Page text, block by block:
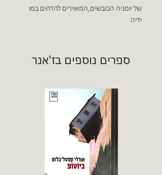
של יומניה הכובשים,המאוירים להדהים במו
ידיה
ספרים נוספים בז'אנר